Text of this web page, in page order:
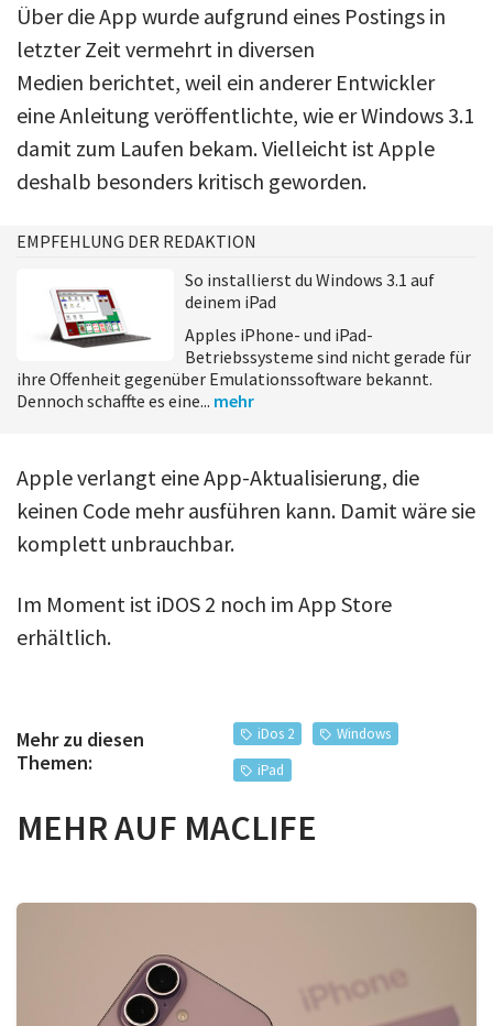
Über die App wurde aufgrund eines Postings in
letzter Zeit vermehrt in diversen
Medien berichtet, weil ein anderer Entwickler
eine Anleitung veröffentlichte, wie er Windows 3.1
damit zum Laufen bekam. Vielleicht ist Apple
deshalb besonders kritisch geworden.
EMPFEHLUNG DER REDAKTION
So installierst du Windows 3.1 auf
deinem iPad
Apples iPhone- und iPad-
Betriebssysteme sind nicht gerade für
ihre Offenheit gegenüber Emulationssoftware bekannt.
Dennoch schaffte es eine... mehr
Apple verlangt eine App-Aktualisierung, die
keinen Code mehr ausführen kann. Damit wäre sie
komplett unbrauchbar.
Im Moment ist iDOS 2 noch im App Store
erhältlich.
Mehr zu diesen
Themen:
iDos 2
Windows
iPad
MEHR AUF MACLIFE